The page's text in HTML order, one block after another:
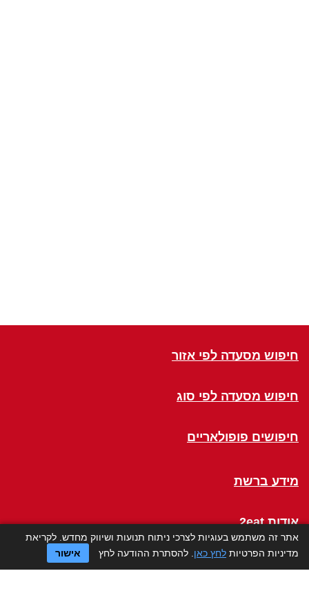
חיפוש מסעדה לפי אזור
חיפוש מסעדה לפי סוג
חיפושים פופולאריים
מידע ברשת
אודות 2eat
Click a Table
אתר זה משתמש בעוגיות לצרכי ניתוח תנועות ושיווק מחדש. לקריאת
מדיניות הפרטיות לחץ כאן . להסתרת ההודעה לחץ אישור